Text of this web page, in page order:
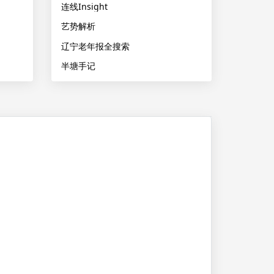
连线Insight
艺势解析
辽宁老年报全搜索
半塘手记